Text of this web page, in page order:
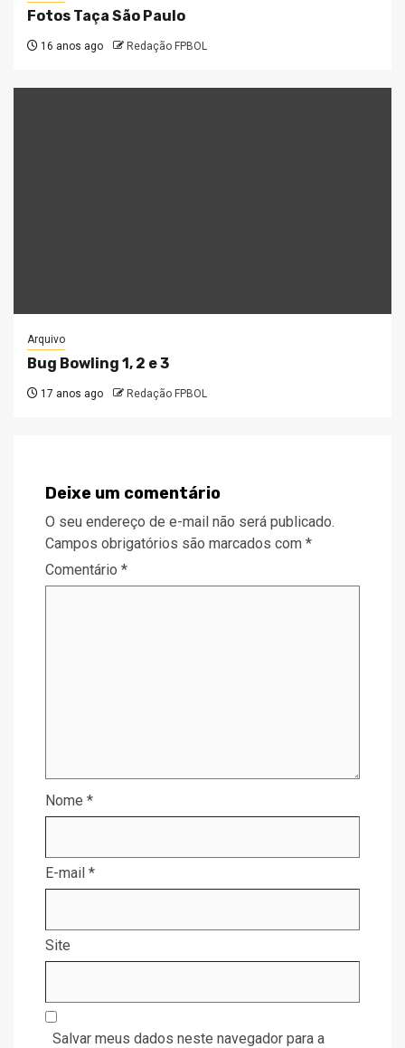
Fotos Taça São Paulo
16 anos ago Redação FPBOL
Arquivo
Bug Bowling 1, 2 e 3
17 anos ago Redação FPBOL
Deixe um comentário
O seu endereço de e-mail não será publicado.
Campos obrigatórios são marcados com *
Comentário *
Nome *
E-mail *
Site
Salvar meus dados neste navegador para a